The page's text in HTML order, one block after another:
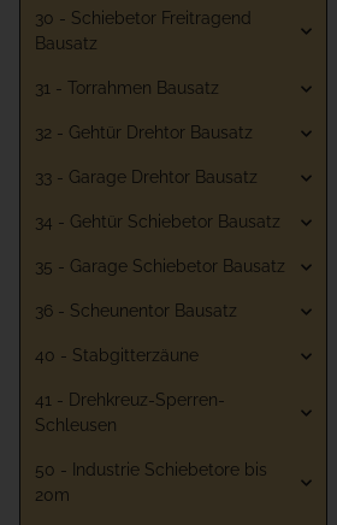
30 - Schiebetor Freitragend
Bausatz
31 - Torrahmen Bausatz
32 - Gehtür Drehtor Bausatz
33 - Garage Drehtor Bausatz
34 - Gehtür Schiebetor Bausatz
35 - Garage Schiebetor Bausatz
36 - Scheunentor Bausatz
40 - Stabgitterzäune
41 - Drehkreuz-Sperren-
Schleusen
50 - Industrie Schiebetore bis
20m